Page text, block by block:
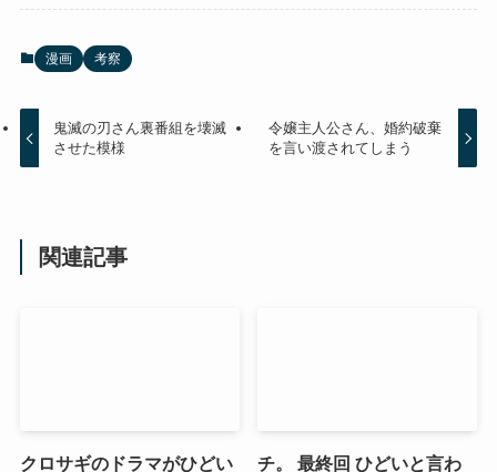
漫画 考察
鬼滅の刃さん裏番組を壊滅
させた模様
令嬢主人公さん、婚約破棄
を言い渡されてしまう
関連記事
クロサギのドラマがひどい チ。 最終回 ひどいと言わ